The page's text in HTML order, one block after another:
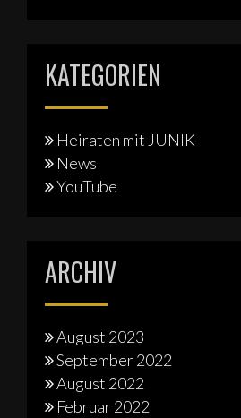
KATEGORIEN
Heiraten mit JUNIK
News
YouTube
ARCHIV
August 2023
September 2022
August 2022
Februar 2022